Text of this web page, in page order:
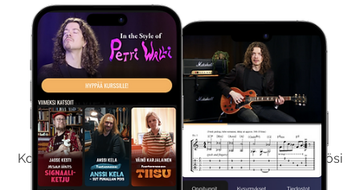
Kokeile Ilmaiseksi
Kokeilemalla ilmaiseksi saat koko sisältömme käyttöösi
viikon ajaksi.